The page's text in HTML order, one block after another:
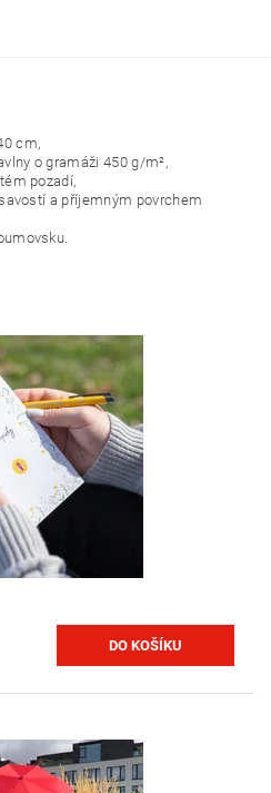
cm,
o gramáži 450 g/m²,
pozadí,
a příjemným povrchem